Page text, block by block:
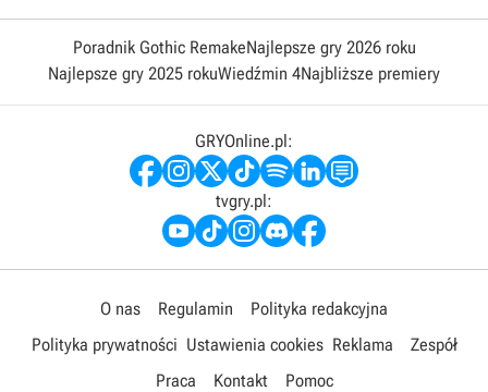
Poradnik Gothic RemakeNajlepsze gry 2026 roku
Najlepsze gry 2025 rokuWiedźmin 4Najbliższe premiery
GRYOnline.pl:
tvgry.pl:
O nas Regulamin
Polityka redakcyjna
Polityka prywatności Ustawienia cookies Reklama
Zespół
Praca
Kontakt Pomoc